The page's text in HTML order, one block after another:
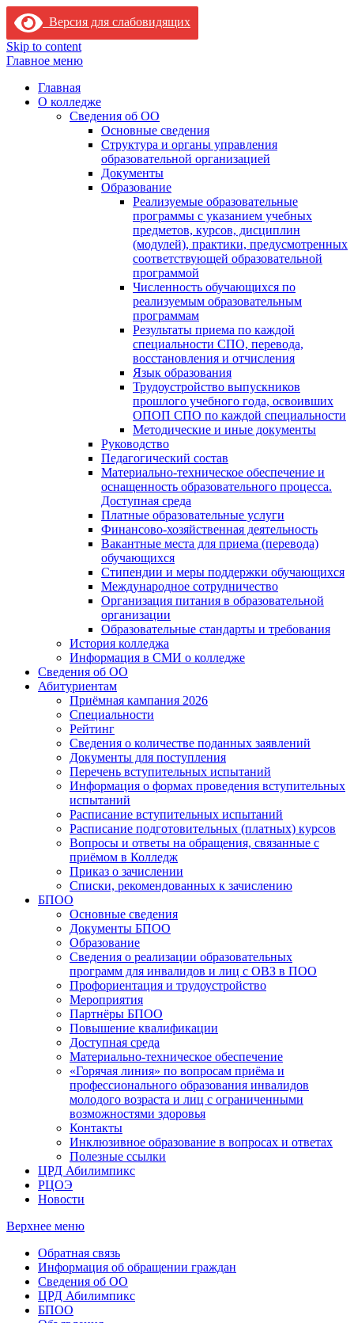
Версия для слабовидящих
Skip to content
Главное меню
Главная
О колледже
Сведения об ОО
Основные сведения
Структура и органы управления
образовательной организацией
Документы
Образование
Реализуемые образовательные
программы с указанием учебных
предметов, курсов, дисциплин
(модулей), практики, предусмотренных
соответствующей образовательной
программой
Численность обучающихся по
реализуемым образовательным
программам
Результаты приема по каждой
специальности СПО, перевода,
восстановления и отчисления
Язык образования
Трудоустройство выпускников
прошлого учебного года, освоивших
ОПОП СПО по каждой специальности
Методические и иные документы
Руководство
Педагогический состав
Материально-техническое обеспечение и
оснащенность образовательного процесса.
Доступная среда
Платные образовательные услуги
Финансово-хозяйственная деятельность
Вакантные места для приема (перевода)
обучающихся
Стипендии и меры поддержки обучающихся
Международное сотрудничество
Организация питания в образовательной
организации
Образовательные стандарты и требования
История колледжа
Информация в СМИ о колледже
Сведения об ОО
Абитуриентам
Приёмная кампания 2026
Специальности
Рейтинг
Сведения о количестве поданных заявлений
Документы для поступления
Перечень вступительных испытаний
Информация о формах проведения вступительных
испытаний
Расписание вступительных испытаний
Расписание подготовительных (платных) курсов
Вопросы и ответы на обращения, связанные с
приёмом в Колледж
Приказ о зачислении
Списки, рекомендованных к зачислению
БПОО
Основные сведения
Документы БПОО
Образование
Сведения о реализации образовательных
программ для инвалидов и лиц с ОВЗ в ПОО
Профориентация и трудоустройство
Мероприятия
Партнёры БПОО
Повышение квалификации
Доступная среда
Материально-техническое обеспечение
«Горячая линия» по вопросам приёма и
профессионального образования инвалидов
молодого возраста и лиц с ограниченными
возможностями здоровья
Контакты
Инклюзивное образование в вопросах и ответах
Полезные ссылки
ЦРД Абилимпикс
РЦОЭ
Новости
Верхнее меню
Обратная связь
Информация об обращении граждан
Сведения об ОО
ЦРД Абилимпикс
БПОО